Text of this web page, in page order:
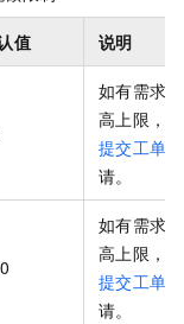
值 说明
如有需求提
高上限，
提交工单
请。
如有需求提
高上限，
提交工单
请。